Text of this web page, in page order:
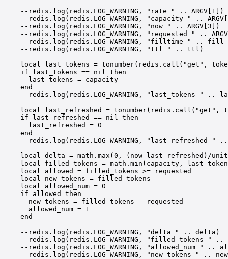
--redis.log(redis.LOG_WARNING, "rate " .. ARGV[1])
--redis.log(redis.LOG_WARNING, "capacity " ..
--redis.log(redis.LOG_WARNING, "now " .. ARGV[3])
--redis.log(redis.LOG_WARNING, "requested " ..
--redis.log(redis.LOG_WARNING, "filltime " ..
--redis.log(redis.LOG_WARNING, "ttl " .. ttl)
local
last_tokens = tonumber(redis. call ( "get" ,
if last_tokens == nil
then
last_tokens = capacity
end
--redis.log(redis.LOG_WARNING, "last_tokens " ..
local
last_refreshed = tonumber(redis. call ( "get" ,
if last_refreshed == nil
then
last_refreshed = 0
end
--redis.log(redis.LOG_WARNING, "last_refreshed "
local
delta = math.max ( 0 , (now- last_refreshed) /
local
filled_tokens = math.min (capacity,
local
allowed = filled_tokens >= requested
local
new_tokens = filled_tokens
local
allowed_num = 0
if allowed then
new_tokens = filled_tokens -
requested
allowed_num = 1
end
--redis.log(redis.LOG_WARNING, "delta " .. delta)
--redis.log(redis.LOG_WARNING, "filled_tokens "
--redis.log(redis.LOG_WARNING, "allowed_num " ..
--redis.log(redis.LOG_WARNING, "new_tokens " ..